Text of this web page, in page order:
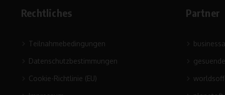
Rechtliches
Teilnahmebedingungen
Datenschutzbestimmungen
Cookie-Richtlinie (EU)
Partner